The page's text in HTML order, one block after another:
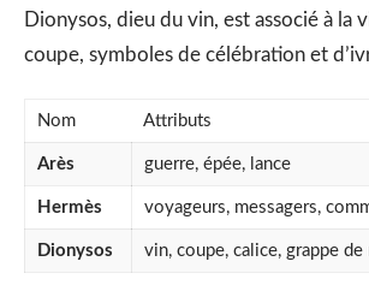
Dionysos, dieu du vin, est associé à la
coupe, symboles de célébration et
Nom Attributs
Arès guerre, épée, lance
Hermès voyageurs, messagers,
Dionysos vin, coupe, calice, grappe de